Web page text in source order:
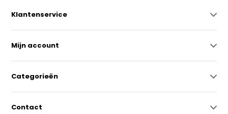
Klantenservice
Mijn account
Categorieën
Contact